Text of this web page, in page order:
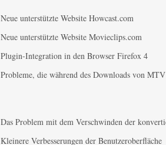
Neue unterstützte Website Howcast.com
Neue unterstützte Website Movieclips.com
Plugin-Integration in den Browser Firefox 4
Probleme, die während des Downloads von
Das Problem mit dem Verschwinden der
Kleinere Verbesserungen der Benutzeroberfläche